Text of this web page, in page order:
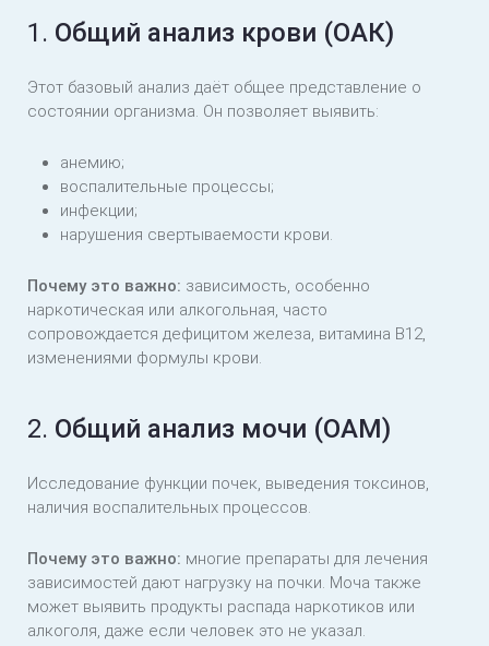
1. Общий анализ крови (ОАК)
Этот базовый анализ даёт общее представление о
состоянии организма. Он позволяет выявить:
анемию;
воспалительные процессы;
инфекции;
нарушения свертываемости крови.
Почему это важно: зависимость, особенно
наркотическая или алкогольная, часто
сопровождается дефицитом железа, витамина B12,
изменениями формулы крови.
2. Общий анализ мочи (ОАМ)
Исследование функции почек, выведения токсинов,
наличия воспалительных процессов.
Почему это важно: многие препараты для лечения
зависимостей дают нагрузку на почки. Моча также
может выявить продукты распада наркотиков или
алкоголя, даже если человек это не указал.